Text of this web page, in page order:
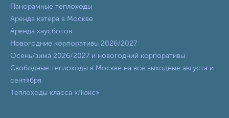
Панорамные теплоходы
Аренда катера в Москве
Аренда хаусботов
Новогодние корпоративы 2026/2027
Осень/зима 2026/2027 и новогодний корпоративы
Свободные теплоходы в Москве на все выходные августа и
сентября
Теплоходы класса «Люкс»